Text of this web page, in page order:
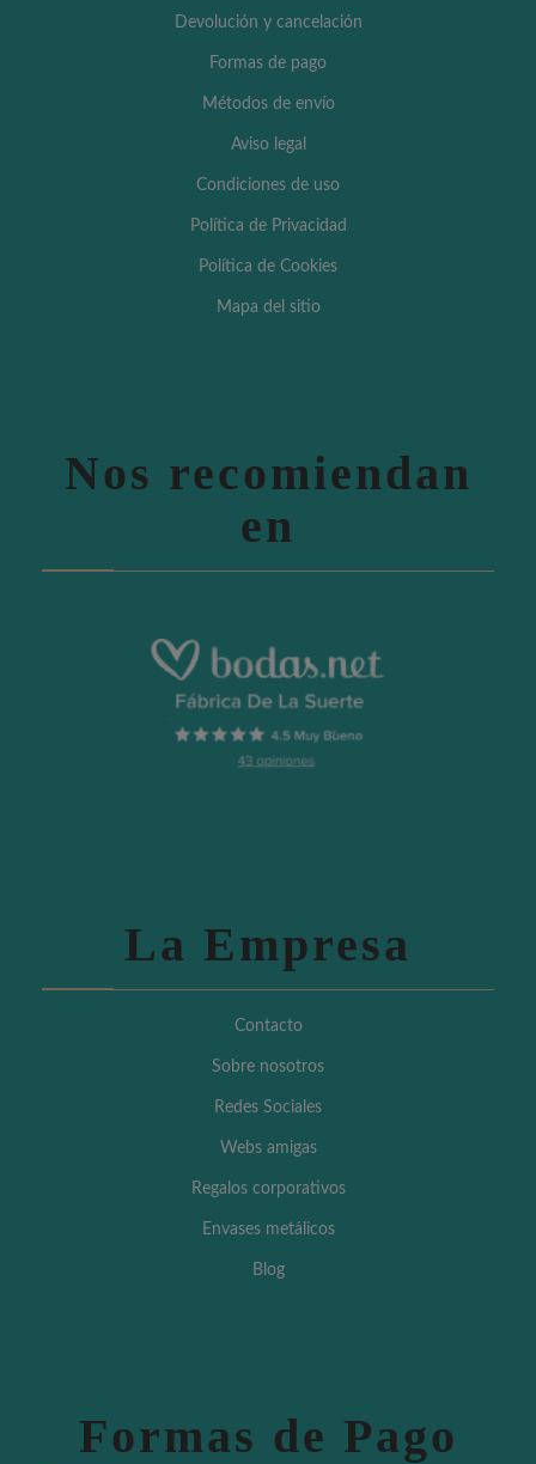
Devolución y cancelación
Formas de pago
Métodos de envío
Aviso legal
Condiciones de uso
Política de Privacidad
Política de Cookies
Mapa del sitio
Nos recomiendan
en
La Empresa
Contacto
Sobre nosotros
Redes Sociales
Webs amigas
Regalos corporativos
Envases metálicos
Blog
Formas de Pago